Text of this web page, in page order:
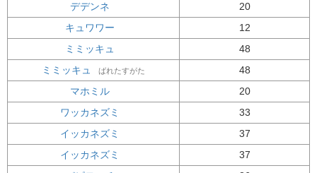
デデンネ
20
キュワワー
12
ミミッキュ
48
ミミッキュ
ばれたすがた
48
マホミル
20
ワッカネズミ
33
イッカネズミ
37
イッカネズミ
37